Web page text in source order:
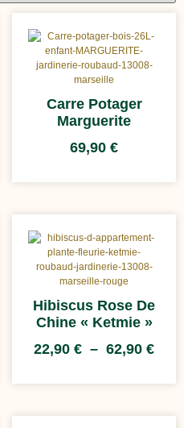
Carre Potager
Marguerite
69,90 €
Hibiscus Rose De
Chine « Ketmie »
22,90 € – 62,90 €